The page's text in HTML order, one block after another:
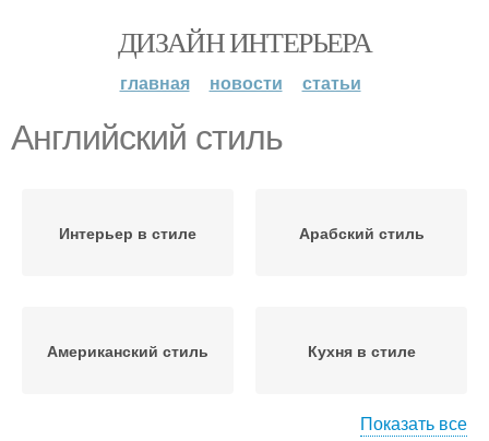
ДИЗАЙН ИНТЕРЬЕРА
главная новости статьи
Английский стиль
Интерьер в стиле Арабский стиль
Американский стиль Кухня в стиле
Показать все